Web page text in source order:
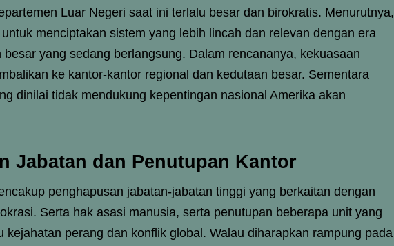
Luar Negeri saat ini terlalu besar dan birokratis. Menurutnya,
menciptakan sistem yang lebih lincah dan relevan dengan era
besar yang sedang berlangsung. Dalam rencananya, kekuasaan
ke kantor-kantor regional dan kedutaan besar. Sementara
dinilai tidak mendukung kepentingan nasional Amerika akan
Jabatan dan Penutupan Kantor
penghapusan jabatan-jabatan tinggi yang berkaitan dengan
Serta hak asasi manusia, serta penutupan beberapa unit yang
kejahatan perang dan konflik global. Walau diharapkan rampung pada